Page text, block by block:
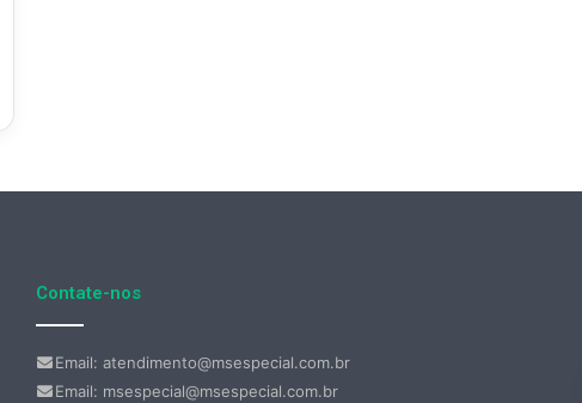
Contate-nos
Email: atendimento@msespecial.com.br
Email: msespecial@msespecial.com.br